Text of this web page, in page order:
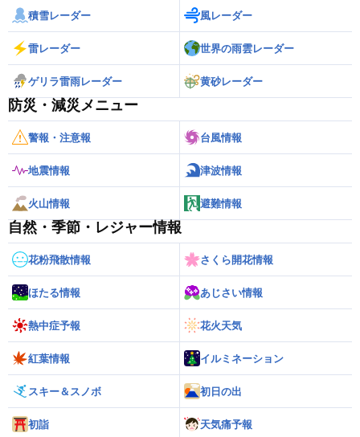
積雪レーダー 風レーダー
雷レーダー 世界の雨雲レーダー
ゲリラ雷雨レーダー 黄砂レーダー
防災・減災メニュー
警報・注意報 台風情報
地震情報 津波情報
火山情報 避難情報
自然・季節・レジャー情報
花粉飛散情報 さくら開花情報
ほたる情報 あじさい情報
熱中症予報 花火天気
紅葉情報 イルミネーション
スキー＆スノボ 初日の出
初詣 天気痛予報